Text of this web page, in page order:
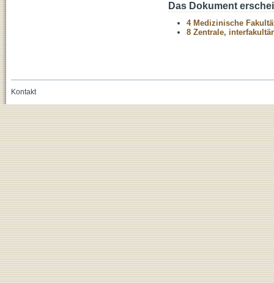
Das Dokument
4 Medizinische
8 Zentrale,
Kontakt